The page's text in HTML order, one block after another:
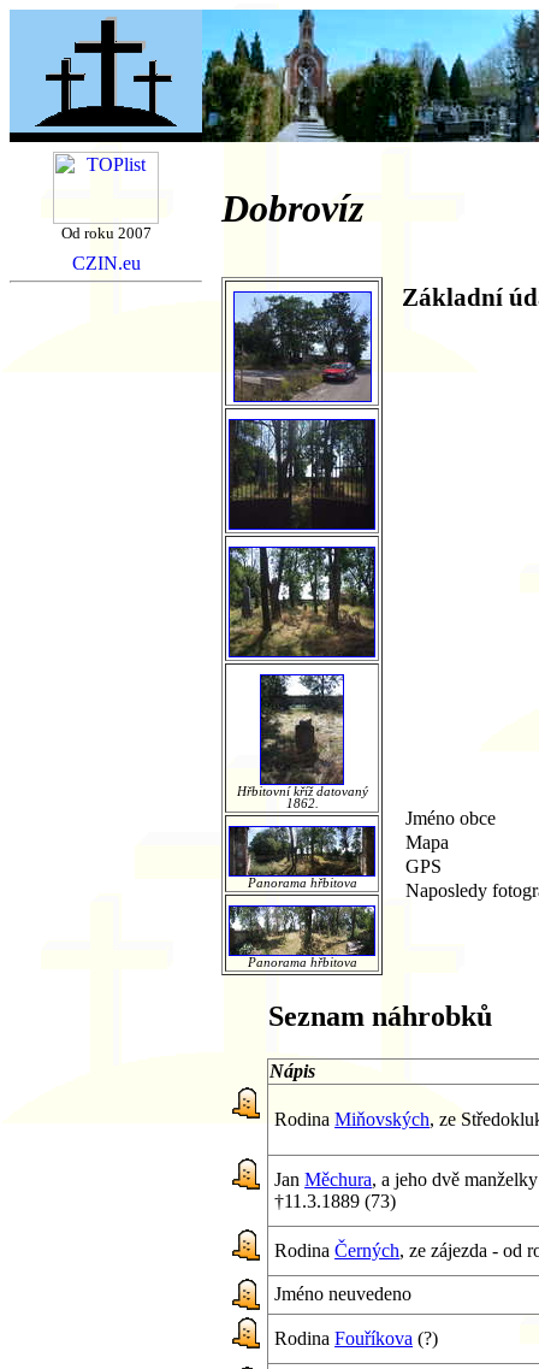
Od roku 2007
Dobrovíz
Hřbitovní kříž datovaný
1862.
Panorama hřbitova
Panorama hřbitova
Základní
Jméno obce
Mapa
GPS
Naposledy
Seznam náhrobků
Nápis
RodinaMiňovských, ze
JanMěchura, a jeho dvě
†11.3.1889 (73)
RodinaČerných, ze zájezda - od
Jméno neuvedeno
RodinaFouříkova (?)